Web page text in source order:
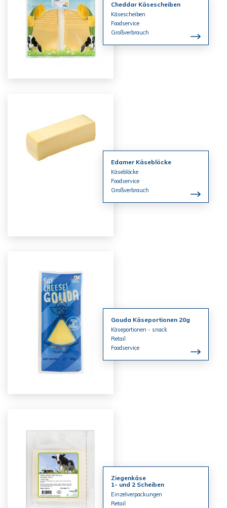
Cheddar Käsescheiben
Käsescheiben
Foodservice
Großverbrauch
Edamer Käseblöcke
Käseblöcke
Foodservice
Großverbrauch
Gouda Käseportionen 20g
Käseportionen - snack
Retail
Foodservice
Ziegenkäse
1- und 2 Scheiben
Einzelverpackungen
Retail